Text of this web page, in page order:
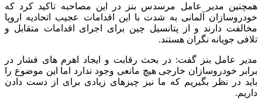
همچنین مدیر عامل مرسدس بنز در این مصاحبه تاکید کرد که
خودروسازان آلمانی به شدت با این اقدامات عجیب اتحادیه اروپا
مخالفت دارند و از پتانسیل چین برای اجرای اقدامات متقابل و
تلافی جویانه نگران هستند.
مدیر عامل بنز گفت: در بحث رقابت و ایجاد اهرم‌ های فشار در
برابر خودروسازان خارجی هیچ مانعی وجود ندارد اما این موضوع را
باید در نظر بگیریم که ما نیز چیزهای زیادی برای از دست دادن
داریم.